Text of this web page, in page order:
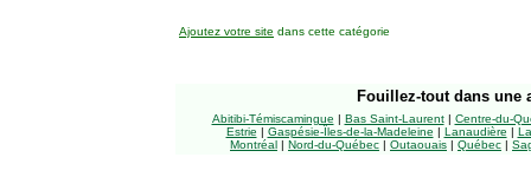
Ajoutez votre site dans cette catégorie
Fouillez-tout dans une
Abitibi-Témiscamingue | Bas Saint-Laurent| Centre-du-
Estrie | Gaspésie-Îles-de-la-Madeleine | Lanaudière |
Montréal | Nord-du-Québec | Outaouais | Québec |